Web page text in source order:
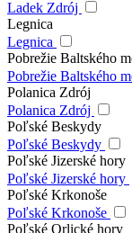
Ladek Zdrój
Legnica
Legnica
Pobrežie Baltského
Pobrežie Baltského
Polanica Zdrój
Polanica Zdrój
Poľské Beskydy
Poľské Beskydy
Poľské Jizerské hory
Poľské Jizerské hory
Poľské Krkonoše
Poľské Krkonoše
Poľské Orlické hory